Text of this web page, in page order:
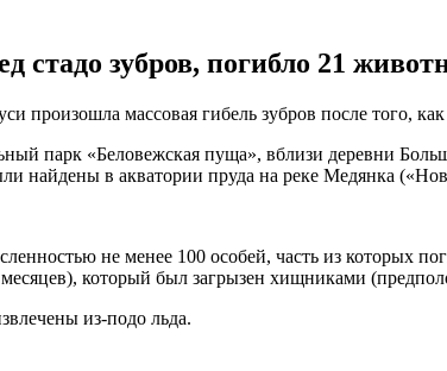
стадо зубров, погибло 21
произошла массовая гибель зубров после того,
парк «Беловежская пуща», вблизи деревни
найдены в акватории пруда на реке Медянка
не менее 100 особей, часть из которых
который был загрызен хищниками
из-подо льда.